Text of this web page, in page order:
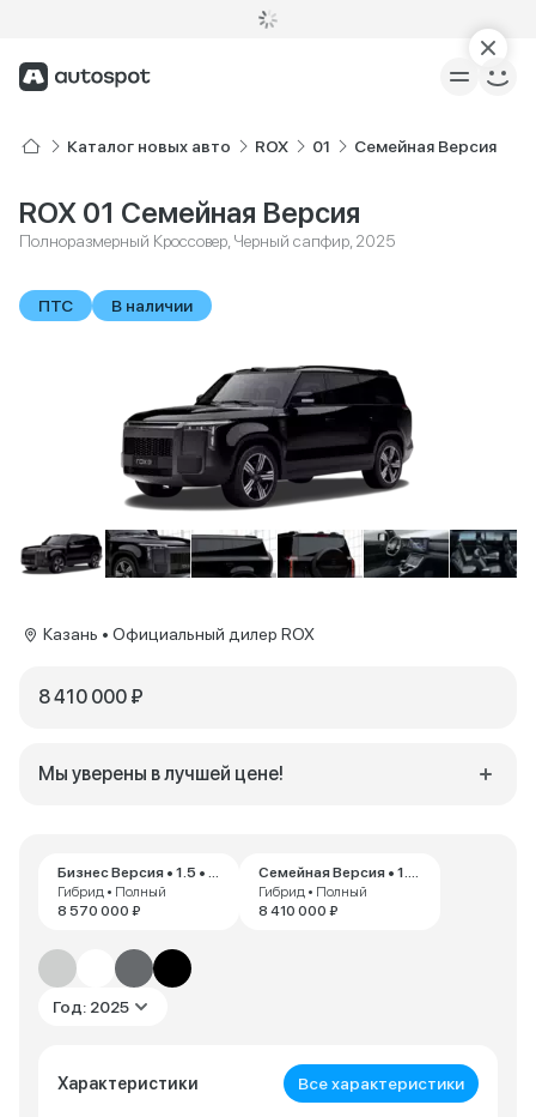
Каталог новых авто ROX 01 Семейная Версия
ROX 01 Семейная Версия
Полноразмерный Кроссовер, Черный сапфир, 2025
ПТС В наличии
Бизнес Версия • 1.5 • AT
Гибрид • Полный
8 570 000 ₽
Семейная Версия • 1.5 • AT
Гибрид • Полный
8 410 000 ₽
Год: 2025
Характеристики Все характеристики
Казань • Официальный дилер ROX
8 410 000 ₽
Мы уверены в лучшей цене!